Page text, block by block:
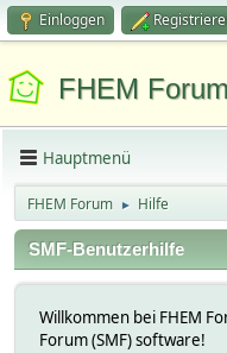
Einloggen
FHEM
Hauptmenü
FHEM Forum ► Hilfe
SMF-Benutzerhilfe
Willkommen bei FHEM
Forum (SMF) software!